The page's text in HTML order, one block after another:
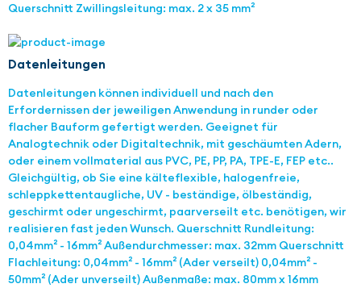
Querschnitt Zwillingsleitung: max. 2 x 35 mm²
Datenleitungen
Datenleitungen können individuell und nach den
Erfordernissen der jeweiligen Anwendung in runder oder
flacher Bauform gefertigt werden. Geeignet für
Analogtechnik oder Digitaltechnik, mit geschäumten Adern,
oder einem vollmaterial aus PVC, PE, PP, PA, TPE-E, FEP etc..
Gleichgültig, ob Sie eine kälteflexible, halogenfreie,
schleppkettentaugliche, UV - beständige, ölbeständig,
geschirmt oder ungeschirmt, paarverseilt etc. benötigen, wir
realisieren fast jeden Wunsch. Querschnitt Rundleitung:
0,04mm² - 16mm² Außendurchmesser: max. 32mm Querschnitt
Flachleitung: 0,04mm² - 16mm² (Ader verseilt) 0,04mm² -
50mm² (Ader unverseilt) Außenmaße: max. 80mm x 16mm